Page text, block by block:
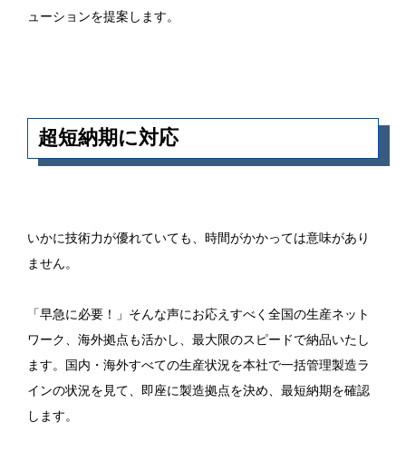
ューションを提案します。
超短納期に対応
いかに技術力が優れていても、時間がかかっては意味があり
ません。
「早急に必要！」そんな声にお応えすべく全国の生産ネット
ワーク、海外拠点も活かし、最大限のスピードで納品いたし
ます。国内・海外すべての生産状況を本社で一括管理製造ラ
インの状況を見て、即座に製造拠点を決め、最短納期を確認
します。